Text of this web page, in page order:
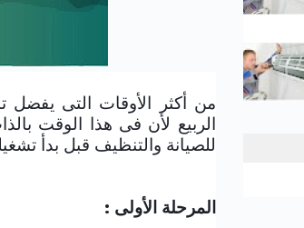
من أكثر الأوقات التى يفضل
الربيع لأن فى هذا الوقت
للصيانة والتنظيف قبل بدأ
المرحلة الأولى :